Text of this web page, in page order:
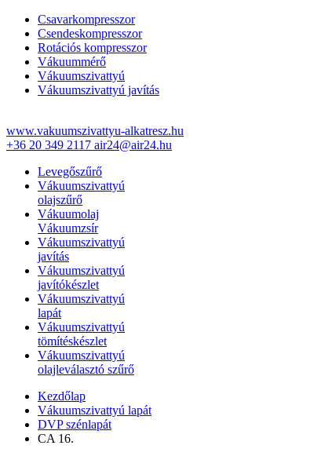
Csavarkompresszor
Csendeskompresszor
Rotációs kompresszor
Vákuummérő
Vákuumszivattyú
Vákuumszivattyú javítás
www.vakuumszivattyu-alkatresz.hu
+36 20 349 2117 air24@air24.hu
Levegőszűrő
Vákuumszivattyú
olajszűrő
Vákuumolaj
Vákuumzsír
Vákuumszivattyú
javítás
Vákuumszivattyú
javítókészlet
Vákuumszivattyú
lapát
Vákuumszivattyú
tömítéskészlet
Vákuumszivattyú
olajleválasztó szűrő
Kezdőlap
Vákuumszivattyú lapát
DVP szénlapát
CA 16.